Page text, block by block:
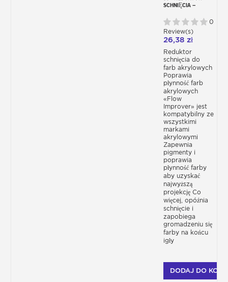
SCHNIĘCIA –
ROZPYLANIA
0
Review(s)
26,38 zł
Reduktor
schnięcia do
farb akrylowych
Poprawia
płynność farb
akrylowych
«Flow
Improver» jest
kompatybilny ze
wszystkimi
markami
akrylowymi
Zapewnia
pigmenty i
poprawia
płynność farby
aby uzyskać
najwyższą
projekcję Co
więcej, opóźnia
schnięcie i
zapobiega
gromadzeniu się
farby na końcu
igły
DODAJ DO